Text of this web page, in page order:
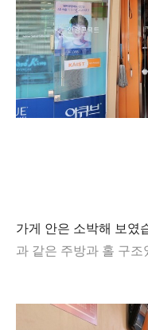
가게 안은 소박해 보였
과 같은 주방과 홀 구조